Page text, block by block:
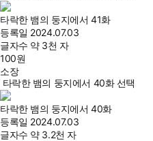
타락한 뱀의 둥지에서 41화
등록일 2024.07.03
글자수 약 3천 자
100원
소장
타락한 뱀의 둥지에서 40화 선택
타락한 뱀의 둥지에서 40화
등록일 2024.07.03
글자수 약 3.2천 자